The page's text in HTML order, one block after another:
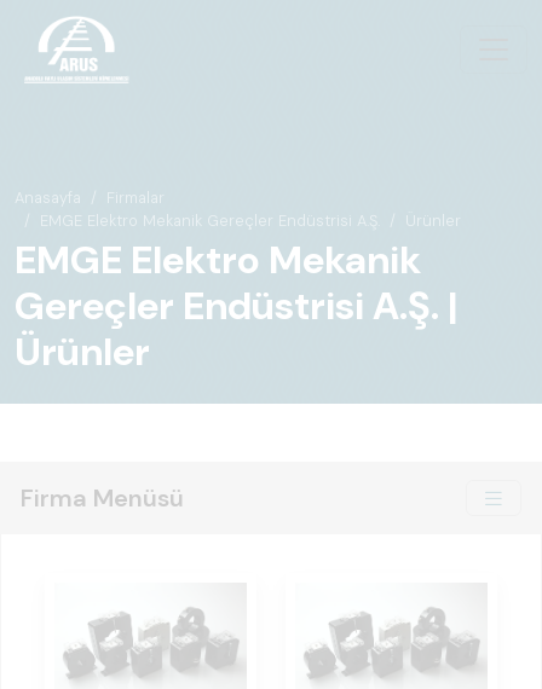
Anasayfa
Firmalar
EMGE Elektro Mekanik Gereçler Endüstrisi A.Ş.
Ürünler
EMGE Elektro Mekanik
Gereçler Endüstrisi A.Ş. |
Ürünler
Firma Menüsü